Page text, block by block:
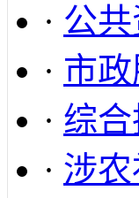
· 公
· 市
· 综
· 涉